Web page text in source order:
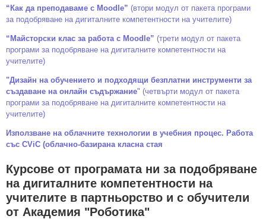
“Как да преподаваме с Moodle” (втори модул от пакета програми
за подoбряване на дигиталните компетентности на учителите)
“Майсторски клас за работа с Moodle” (трети модул от пакета
програми за подoбряване на дигиталните компетентности на
учителите)
"Дизайн на обучението и подходящи безплатни инструменти за
създаване на онлайн съдържание" (четвърти модул от пакета
програми за подобряване на дигиталните компетентности на
учителите)
Използване на облачните технологии в учебния процес. Работа
със CViC (облачно-базирана класна стая
Курсове от програмата ни за подобряване
на дигиталните компетентности на
учителите в партньорство и с обучители
от Академия "Роботика"